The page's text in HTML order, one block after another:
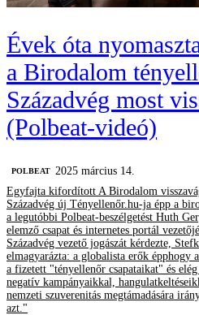
Évek óta
a Birodalom
Századvég most
(Polbeat-videó)
‎POLBEAT
2025 március 14.
Egyfajta kifordított A Birodalom
Századvég új Tényellenőr.hu-ja épp a
a legutóbbi Polbeat-beszélgetést Huth
elemző csapat és internetes portál
Századvég vezető jogászát kérdezte,
elmagyarázta: a globalista erők épphogy
a fizetett "tényellenőr csapataikat" és
negatív kampányaikkal,
nemzeti szuverenitás megtámadására
azt."